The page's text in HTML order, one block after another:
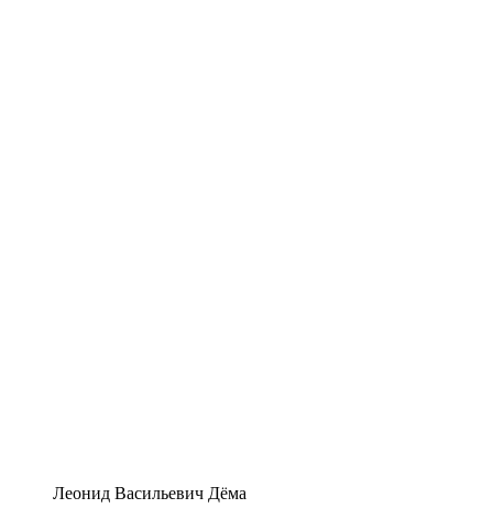
Леонид Васильевич Дёма